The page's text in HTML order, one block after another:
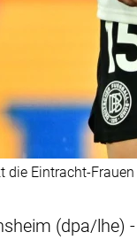
Eintracht-
(dpa/lhe)